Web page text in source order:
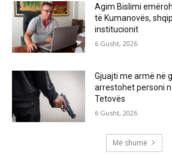
Agim Bislimi
të Kumanovës,
institucionit
6 Gusht, 2026
Gjuajti me armë në
arrestohet personi
Tetovës
6 Gusht, 2026
Më shumë